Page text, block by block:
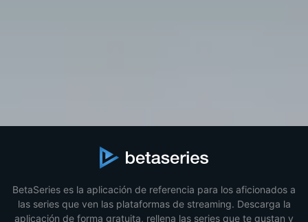
BetaSeries es la aplicación de referencia para los aficionados a
las series que ven las plataformas de streaming. Descarga la
aplicación de forma gratuita, rellena las series que te gustan y